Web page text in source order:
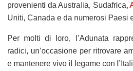
provenienti da Australia, Sudafrica,
Uniti, Canada e da numerosi Paesi
Per molti di loro, l’Adunata
radici, un’occasione per ritrovare
e mantenere vivo il legame con